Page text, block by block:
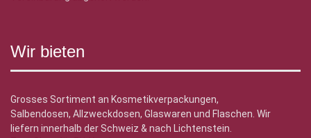
Wir bieten
Grosses Sortiment an Kosmetikverpackungen,
Salbendosen, Allzweckdosen, Glaswaren und Flaschen. Wir
liefern innerhalb der Schweiz & nach Lichtenstein.